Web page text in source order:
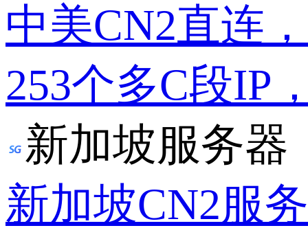
中美CN2直连
253个多C段IP
新加坡服务器
新加坡CN2服